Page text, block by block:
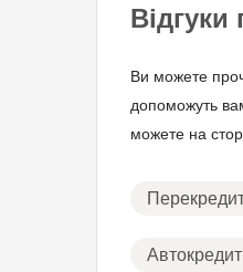
Відгуки
Ви можете
допоможуть
можете на